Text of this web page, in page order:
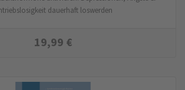
dauerhaft loswerden
19,99 €